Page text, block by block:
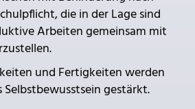
die in der Lage sind
Arbeiten gemeinsam mit
und Fertigkeiten werden
gestärkt.